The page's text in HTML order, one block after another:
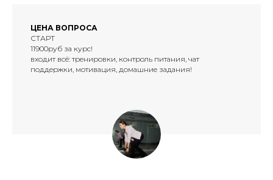
ЦЕНА ВОПРОСА
СТАРТ
11900руб за курс!
входит всё: тренировки, контроль питания, чат
поддержки, мотивация, домашние задания!